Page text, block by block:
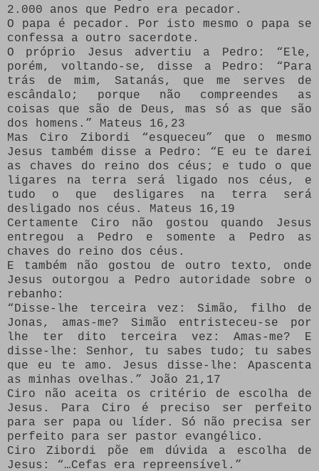
2.000 anos que Pedro era pecador.
O papa é pecador. Por isto mesmo o papa se
confessa a outro sacerdote.
O próprio Jesus advertiu a Pedro: “Ele,
porém, voltando-se, disse a Pedro: “Para
trás de mim, Satanás, que me serves de
escândalo; porque não compreendes as
coisas que são de Deus, mas só as que são
dos homens.” Mateus 16,23
Mas Ciro Zibordi “esqueceu” que o mesmo
Jesus também disse a Pedro: “E eu te darei
as chaves do reino dos céus; e tudo o que
ligares na terra será ligado nos céus, e
tudo o que desligares na terra será
desligado nos céus. Mateus 16,19
Certamente Ciro não gostou quando Jesus
entregou a Pedro e somente a Pedro as
chaves do reino dos céus.
E também não gostou de outro texto, onde
Jesus outorgou a Pedro autoridade sobre o
rebanho:
“Disse-lhe terceira vez: Simão, filho de
Jonas, amas-me? Simão entristeceu-se por
lhe ter dito terceira vez: Amas-me? E
disse-lhe: Senhor, tu sabes tudo; tu sabes
que eu te amo. Jesus disse-lhe: Apascenta
as minhas ovelhas.” João 21,17
Ciro não aceita os critério de escolha de
Jesus. Para Ciro é preciso ser perfeito
para ser papa ou líder. Só não precisa ser
perfeito para ser pastor evangélico.
Ciro Zibordi põe em dúvida a escolha de
Jesus: “…Cefas era repreensível.”